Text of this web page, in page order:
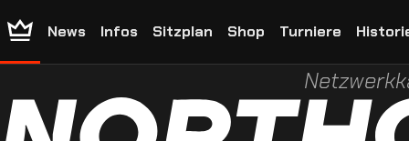
News Infos Sitzplan Shop Turniere